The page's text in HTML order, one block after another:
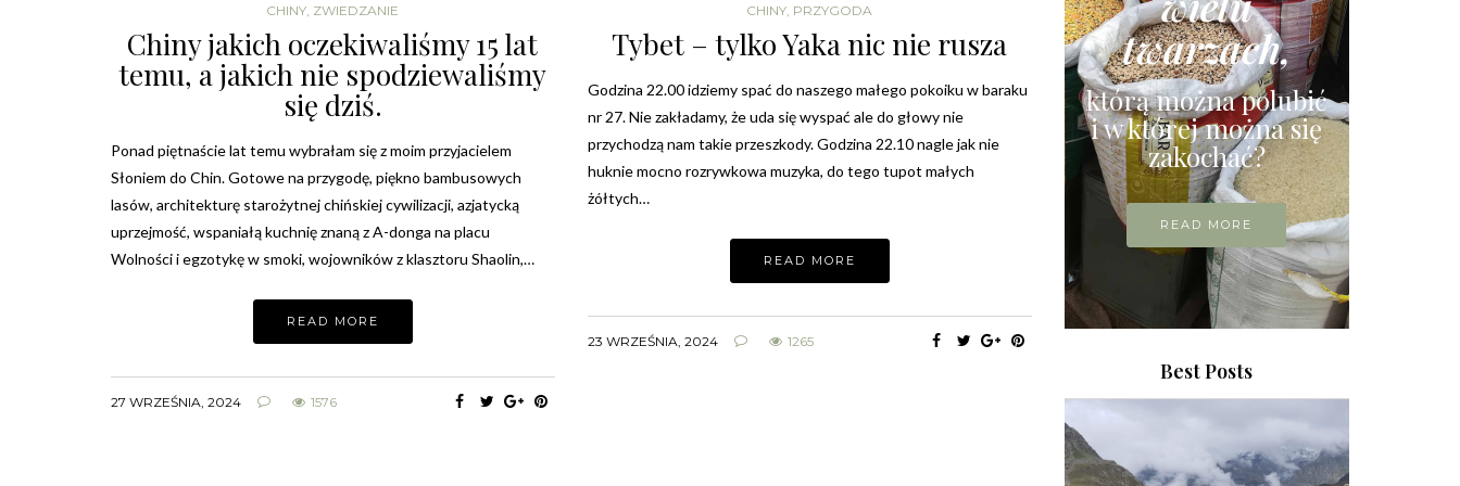
CHINY ZWIEDZANIE
Chiny jakich oczekiwaliśmy 15 lat
temu, a jakich nie spodziewaliśmy
się dziś.
Ponad piętnaście lat temu wybrałam się z moim przyjacielem
Słoniem do Chin. Gotowe na przygodę, piękno bambusowych
lasów, architekturę starożytnej chińskiej cywilizacji, azjatycką
uprzejmość, wspaniałą kuchnię znaną z A-donga na placu
Wolności i egzotykę w smoki, wojowników z klasztoru Shaolin,…
READ MORE
27 WRZEŚNIA, 2024 1576
CHINY PRZYGODA
Tybet – tylko Yaka nic nie rusza
Godzina 22.00 idziemy spać do naszego małego pokoiku w baraku
nr 27. Nie zakładamy, że uda się wyspać ale do głowy nie
przychodzą nam takie przeszkody. Godzina 22.10 nagle jak nie
huknie mocno rozrywkowa muzyka, do tego tupot małych
żółtych…
READ MORE
23 WRZEŚNIA, 2024 1265
twarzach,
którą można polubić
i w której można się
zakochać?
READ MORE
Best Posts